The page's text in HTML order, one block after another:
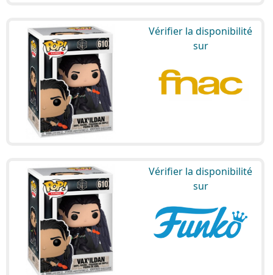
Vérifier la disponibilité
sur
Vérifier la disponibilité
sur